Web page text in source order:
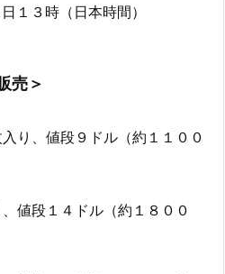
１３時（日本時間）
売＞
入り、値段９ドル（約１１００
、値段１４ドル（約１８００